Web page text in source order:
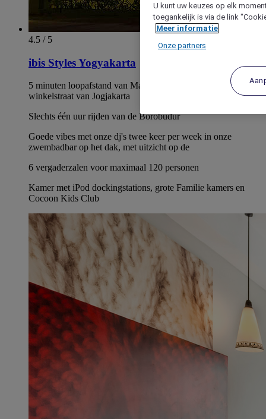
4.5 / 5
ibis Styles Yogyakarta
5 minuten loopafstand van Malioboro, de iconische
winkelstraat van Jogjakarta
Slechts één uur rijden van de Borobudur
Goede vibes met onze dj's twee keer per week in onze
zwembadbar op het dak, met uitzicht op de
6 vergaderzalen voor maximaal 120 personen
Kamer met iPod dockingstations, grote Familie kamers en
Cocoon Kids Club
U kunt uw keuzes op elk
toegankelijk is via de link
Meer informatie
Onze partners